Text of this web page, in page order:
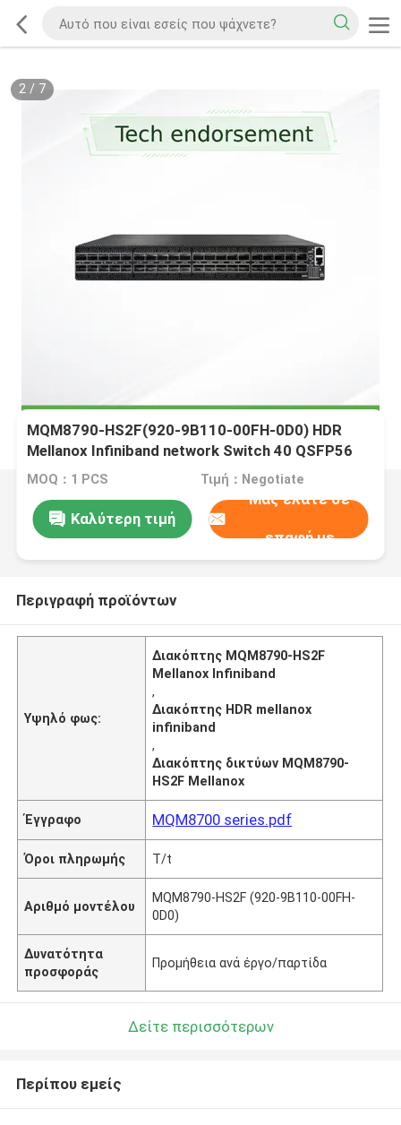
2/ 7
MQM8790-HS2F(920-9B110-00FH-0D0) HDR
Mellanox Infiniband network Switch 40 QSFP56
Ports 2 Πηγές ρεύματος AC
MOQ：1 PCS Τιμή：Negotiate
Καλύτερη τιμή
Μας ελάτε σε
επαφή με
Περιγραφή προϊόντων
Υψηλό φως:
Διακόπτης MQM8790-HS2F
Mellanox Infiniband
,
Διακόπτης HDR mellanox
infiniband
,
Διακόπτης δικτύων MQM8790-
HS2F Mellanox
Έγγραφο MQM8700 series.pdf
Όροι πληρωμής T/t
Αριθμό μοντέλου
MQM8790-HS2F (920-9B110-00FH-
0D0)
Δυνατότητα
προσφοράς
Προμήθεια ανά έργο/παρτίδα
Δείτε περισσότερων
Περίπου εμείς